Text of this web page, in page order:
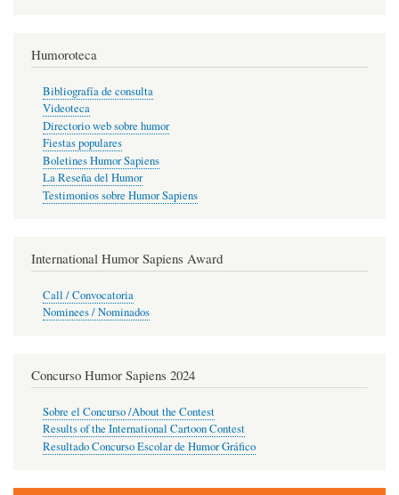
Humoroteca
Bibliografía de consulta
Videoteca
Directorio web sobre humor
Fiestas populares
Boletines Humor Sapiens
La Reseña del Humor
Testimonios sobre Humor Sapiens
International Humor Sapiens Award
Call / Convocatoria
Nominees / Nominados
Concurso Humor Sapiens 2024
Sobre el Concurso /About the Contest
Results of the International Cartoon Contest
Resultado Concurso Escolar de Humor Gráfico